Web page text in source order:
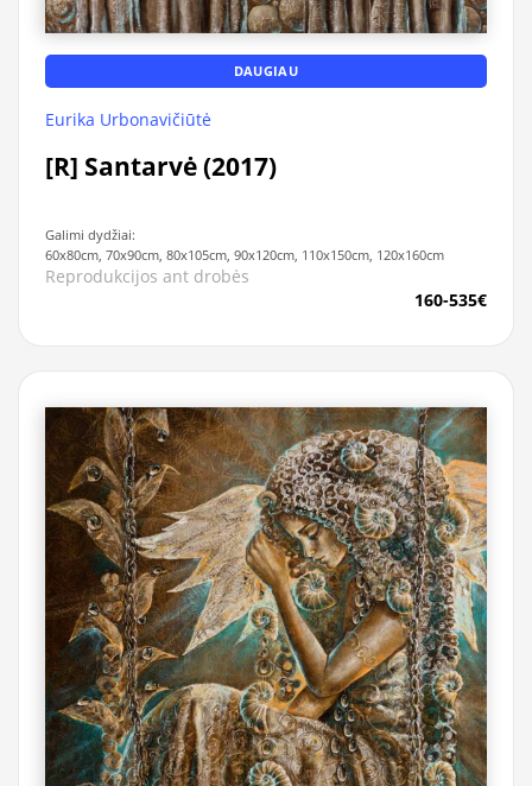
DAUGIAU
Eurika Urbonavičiūtė
[R] Santarvė (2017)
Galimi dydžiai:
60x80cm, 70x90cm, 80x105cm, 90x120cm, 110x150cm, 120x160cm
Reprodukcijos ant drobės
160-535€